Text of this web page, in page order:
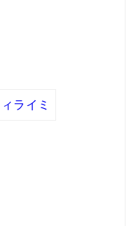
ライミ